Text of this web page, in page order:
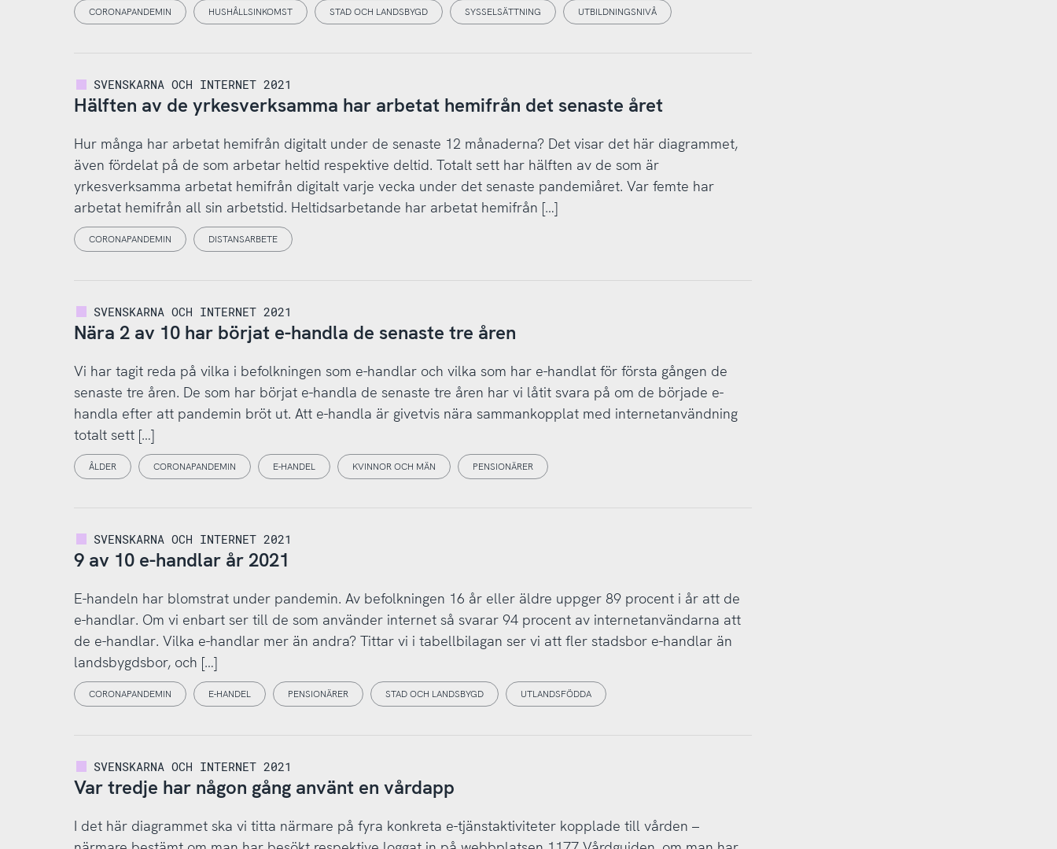
CORONAPANDEMIN HUSHÅLLSINKOMST STAD OCH LANDSBYGD SYSSELSÄTTNING UTBILDNINGSNIVÅ
SVENSKARNA OCH INTERNET 2021
Hälften av de yrkesverksamma har arbetat hemifrån det senaste året
Hur många har arbetat hemifrån digitalt under de senaste 12 månaderna? Det visar det här diagrammet,
även fördelat på de som arbetar heltid respektive deltid. Totalt sett har hälften av de som är
yrkesverksamma arbetat hemifrån digitalt varje vecka under det senaste pandemiåret. Var femte har
arbetat hemifrån all sin arbetstid. Heltidsarbetande har arbetat hemifrån […]
CORONAPANDEMIN DISTANSARBETE
SVENSKARNA OCH INTERNET 2021
Nära 2 av 10 har börjat e-handla de senaste tre åren
Vi har tagit reda på vilka i befolkningen som e-handlar och vilka som har e-handlat för första gången de
senaste tre åren. De som har börjat e-handla de senaste tre åren har vi låtit svara på om de började e-
handla efter att pandemin bröt ut. Att e-handla är givetvis nära sammankopplat med internetanvändning
totalt sett […]
ÅLDER CORONAPANDEMIN E-HANDEL KVINNOR OCH MÄN PENSIONÄRER
SVENSKARNA OCH INTERNET 2021
9 av 10 e-handlar år 2021
E-handeln har blomstrat under pandemin. Av befolkningen 16 år eller äldre uppger 89 procent i år att de
e-handlar. Om vi enbart ser till de som använder internet så svarar 94 procent av internetanvändarna att
de e-handlar. Vilka e-handlar mer än andra? Tittar vi i tabellbilagan ser vi att fler stadsbor e-handlar än
landsbygdsbor, och […]
CORONAPANDEMIN E-HANDEL PENSIONÄRER STAD OCH LANDSBYGD UTLANDSFÖDDA
SVENSKARNA OCH INTERNET 2021
Var tredje har någon gång använt en vårdapp
I det här diagrammet ska vi titta närmare på fyra konkreta e-tjänstaktiviteter kopplade till vården –